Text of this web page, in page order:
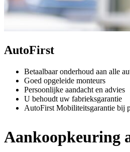
AutoFirst
Betaalbaar onderhoud aan alle
Goed opgeleide monteurs
Persoonlijke aandacht en advies
U behoudt uw fabrieksgarantie
AutoFirst Mobiliteitsgarantie bij
Aankoopkeuring